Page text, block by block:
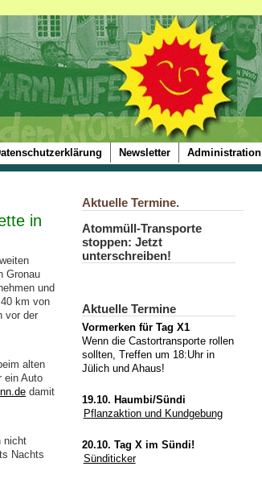
Newsletter Administration
in
Gronau
und
km von
vor der
alten
ein Auto
damit
nicht
Nachts
Aktuelle Termine.
Atommüll-Transporte
stoppen: Jetzt
unterschreiben!
Aktuelle Termine
Vormerken für Tag X1
Wenn die Castortransporte rollen
sollten, Treffen um 18:Uhr in
Jülich und Ahaus!
19.10. Haumbi/Sündi
Pflanzaktion und Kundgebung
20.10. Tag X im Sündi!
Sünditicker